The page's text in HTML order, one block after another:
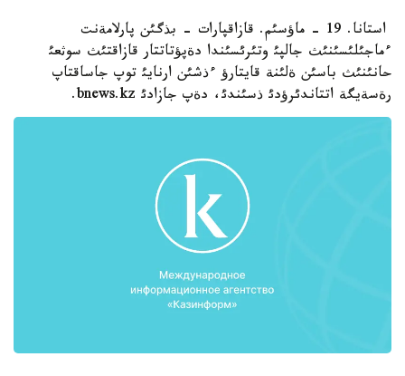
استانا. 19 - ماؤسئم. قازاقپارات - بذگئن پارلامةنت
ءماجئلئسئنئث جالپئ وتئرئسئندا دةپؤتاتتار قازاقتئث سوثعئ
حانئنئث باسئن ةلئنة قايتارؤ ءذشئن ارنايئ توپ جاساقتاپ
رةسةيگة اتتاندئرؤدئ ذسئندئ، دةپ جازادئ bnews.kz.